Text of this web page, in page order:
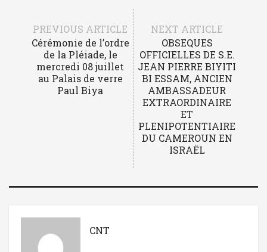
PREVIOUS ARTICLE
Cérémonie de l’ordre
de la Pléiade, le
mercredi 08 juillet
au Palais de verre
Paul Biya
NEXT ARTICLE
OBSEQUES
OFFICIELLES DE S.E.
JEAN PIERRE BIYITI
BI ESSAM, ANCIEN
AMBASSADEUR
EXTRAORDINAIRE
ET
PLENIPOTENTIAIRE
DU CAMEROUN EN
ISRAËL
CNT